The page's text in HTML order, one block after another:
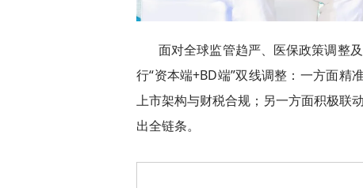
面对全球监管趋严、医保政策调整
行“资本端+BD端”双线调整：一方面精
上市架构与财税合规；另一方面积极联
出全链条。